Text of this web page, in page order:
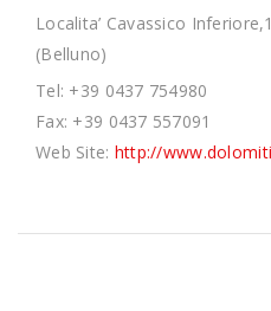
Localita’ Cavassico
(Belluno)
Tel: +39 0437 754980
Fax: +39 0437 557091
Web Site: http://